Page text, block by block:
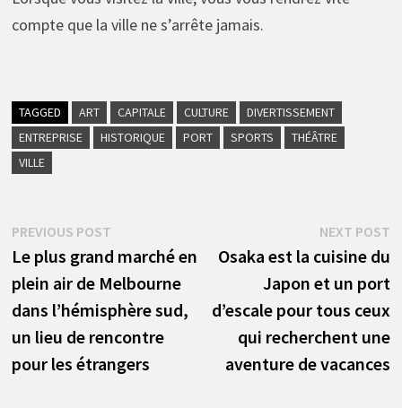
compte que la ville ne s’arrête jamais.
TAGGED ART CAPITALE CULTURE
DIVERTISSEMENT
ENTREPRISE
HISTORIQUE PORT SPORTS
THÉÂTRE
VILLE
Navigation
de
l’article
PREVIOUS POSTPrevious
post:
Le plus grand marché en
plein air de Melbourne
dans l’hémisphère sud,
un lieu de rencontre
pour les étrangers
NEXT POST
Osaka est la cuisine du
Japon et un port
d’escale pour tous ceux
qui recherchent une
aventure de vacances